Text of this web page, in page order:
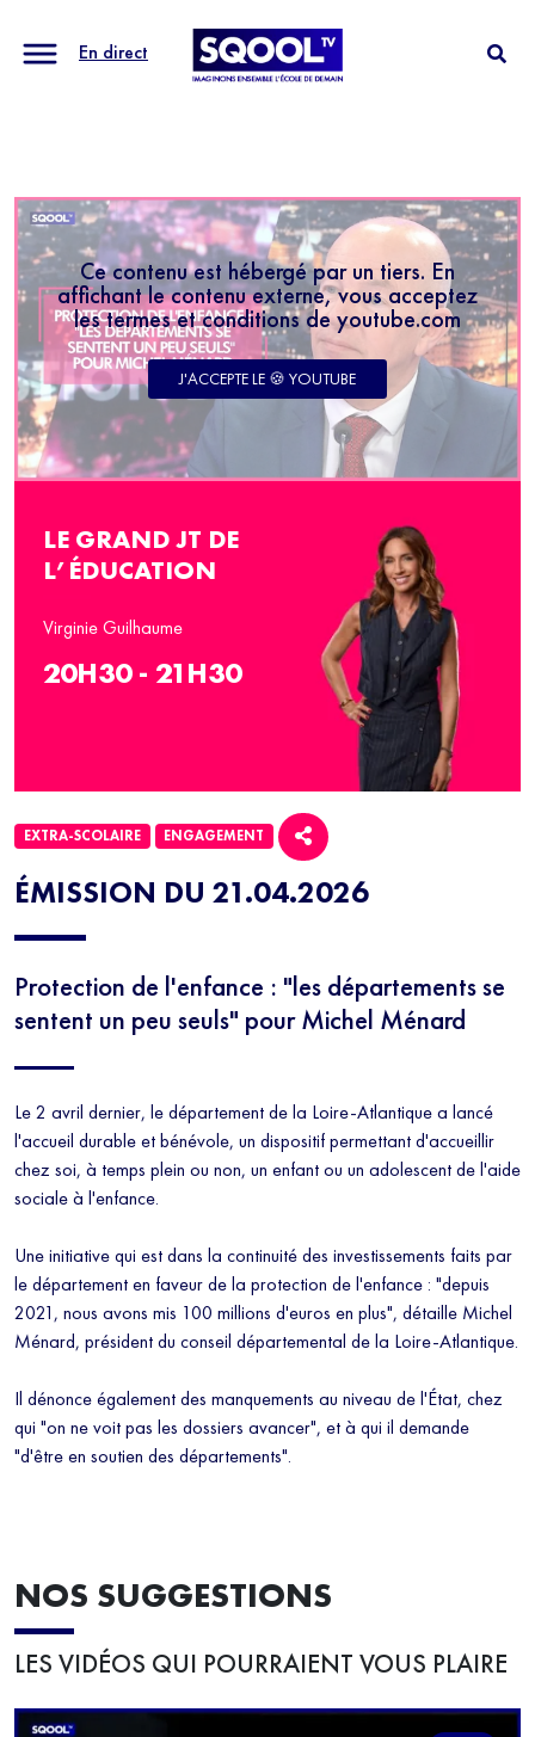
En direct
Ce contenu est hébergé par un tiers. En
affichant le contenu externe, vous acceptez
les termes et conditions de youtube.com
J'ACCEPTE LE 🍪 YOUTUBE
ÉMISSION DU 21.04.2026
Protection de l'enfance : "les départements se
sentent un peu seuls" pour Michel Ménard
Le 2 avril dernier, le département de la Loire-Atlantique a lancé
l'accueil durable et bénévole, un dispositif permettant d'accueillir
chez soi, à temps plein ou non, un enfant ou un adolescent de l'aide
sociale à l'enfance.
Une initiative qui est dans la continuité des investissements faits par
le département en faveur de la protection de l'enfance : "depuis
2021, nous avons mis 100 millions d'euros en plus", détaille Michel
Ménard, président du conseil départemental de la Loire-Atlantique.
Il dénonce également des manquements au niveau de l'État, chez
qui "on ne voit pas les dossiers avancer", et à qui il demande
"d'être en soutien des départements".
EXTRA-SCOLAIRE ENGAGEMENT
LE GRAND JT DE
L’ÉDUCATION
Virginie Guilhaume
20H30 - 21H30
NOS SUGGESTIONS
LES VIDÉOS QUI POURRAIENT VOUS PLAIRE